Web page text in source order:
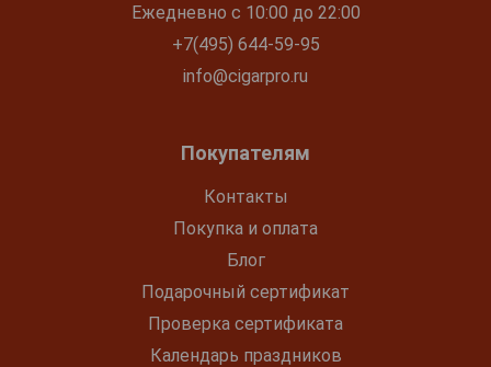
Ежедневно с 10:00 до 22:00
+7(495) 644-59-95
info@cigarpro.ru
Покупателям
Контакты
Покупка и оплата
Блог
Подарочный сертификат
Проверка сертификата
Календарь праздников